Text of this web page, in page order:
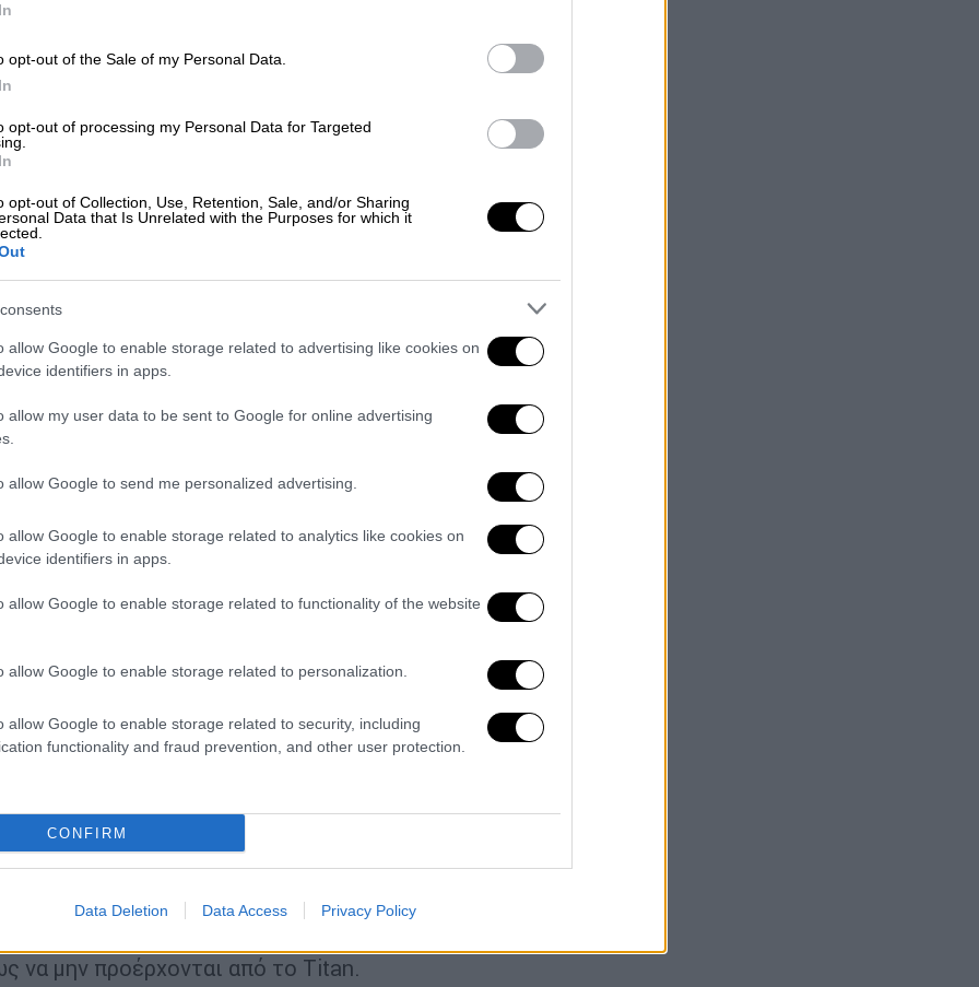
opt-out of the Sale of my Personal Data.
opt-out of processing my Personal Data for Targeted
opt-out of Collection, Use, Retention, Sale, and/or Sharing
Data that Is Unrelated with the Purposes for which it
allow Google to enable storage related to advertising like cookies on
identifiers in apps.
allow my user data to be sent to Google for online advertising
allow Google to send me personalized advertising.
allow Google to enable storage related to analytics like cookies on
identifiers in apps.
allow Google to enable storage related to functionality of the website
allow Google to enable storage related to personalization.
allow Google to enable storage related to security, including
functionality and fraud prevention, and other user protection.
CONFIRM
Data Deletion Data Access Privacy Policy
, που ανήκει στην εταιρεία
(τοπική ώρα, 15:00 ώρα Ελλάδας).
το οποίο αποκολλήθηκε έπειτα από
λίγα λεπτά προτού φτάσει στο διάσημο
του βόρειου Ατλαντικού.
για 96 ώρες
, σύμφωνα με την εταιρεία,
οξυγόνο εξαρτάται, σύμφωνα με τους
αν το βαθυσκάφος έχει ακόμη
διατηρούν την ψυχραιμία τους.
πέντε επιβαινόντων
λιμενικού ότι καναδικά πλοία
υποθαλάσσια οχήματα
όπου ακούστηκαν οι ήχοι, χωρίς ωστόσο
Εξάλλου αξιωματούχοι
να μην προέρχονται από το Titan.